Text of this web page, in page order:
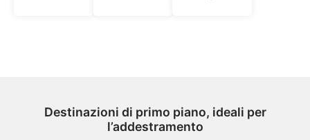
Destinazioni di primo piano, ideali per
l’addestramento